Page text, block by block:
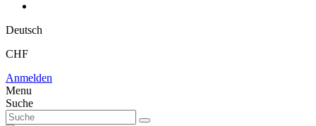
Deutsch
CHF
Anmelden
Menu
Suche